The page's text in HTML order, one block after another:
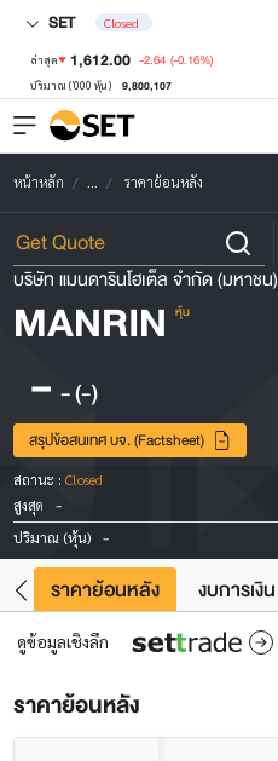
SET Closed
ล่าสุด 1,612.00 -2.64 (-0.16%)
ปริมาณ ('000 หุ้น) 9,800,107
หน้าหลัก ... ราคาย้อนหลัง
บริษัท แมนดารินโฮเต็ล จำกัด (มหาชน)
MANRIN หุ้น
- -(-)
สรุปข้อสนเทศ บจ. (Factsheet)
สถานะ : Closed
สูงสุด
-
ปริมาณ (หุ้น) -
ราคาย้อนหลัง งบการเงิน
ดูข้อมูลเชิงลึก
ราคาย้อนหลัง